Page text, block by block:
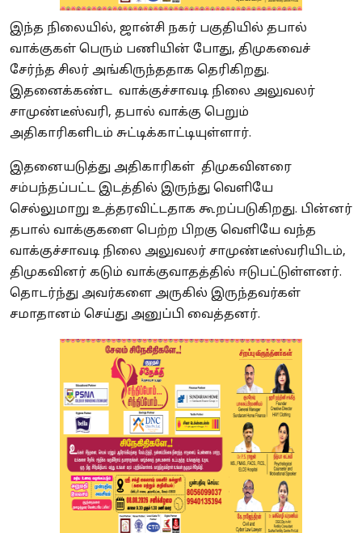
இந்த நிலையில், ஜான்சி நகர் பகுதியில் தபால்
வாக்குகள் பெரும் பணியின் போது, திமுகவைச்
சேர்ந்த சிலர் அங்கிருந்ததாக தெரிகிறது.
இதனைக்கண்ட வாக்குச்சாவடி நிலை அலுவலர்
சாமுண்டீஸ்வரி, தபால் வாக்கு பெறும்
அதிகாரிகளிடம் சுட்டிக்காட்டியுள்ளார்.
இதனையடுத்து அதிகாரிகள் திமுகவினரை
சம்பந்தப்பட்ட இடத்தில் இருந்து வெளியே
செல்லுமாறு உத்தரவிட்டதாக கூறப்படுகிறது. பின்னர்
தபால் வாக்குகளை பெற்ற பிறகு வெளியே வந்த
வாக்குச்சாவடி நிலை அலுவலர் சாமுண்டீஸ்வரியிடம்,
திமுகவினர் கடும் வாக்குவாதத்தில் ஈடுபட்டுள்ளனர்.
தொடர்ந்து அவர்களை அருகில் இருந்தவர்கள்
சமாதானம் செய்து அனுப்பி வைத்தனர்.